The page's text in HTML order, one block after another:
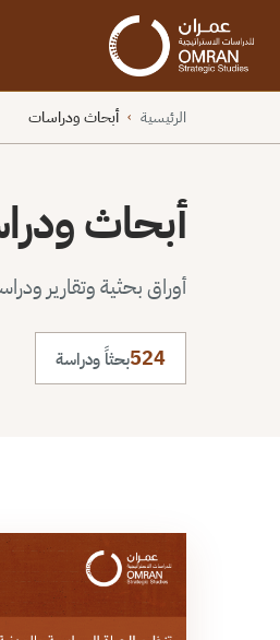
الرئيسية › أبحاث ودراسات
أبحاث
أوراق بحثية وتقارير
524بحثاً ودراسة